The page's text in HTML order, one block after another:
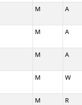
M A
M A
M A
M W
M R